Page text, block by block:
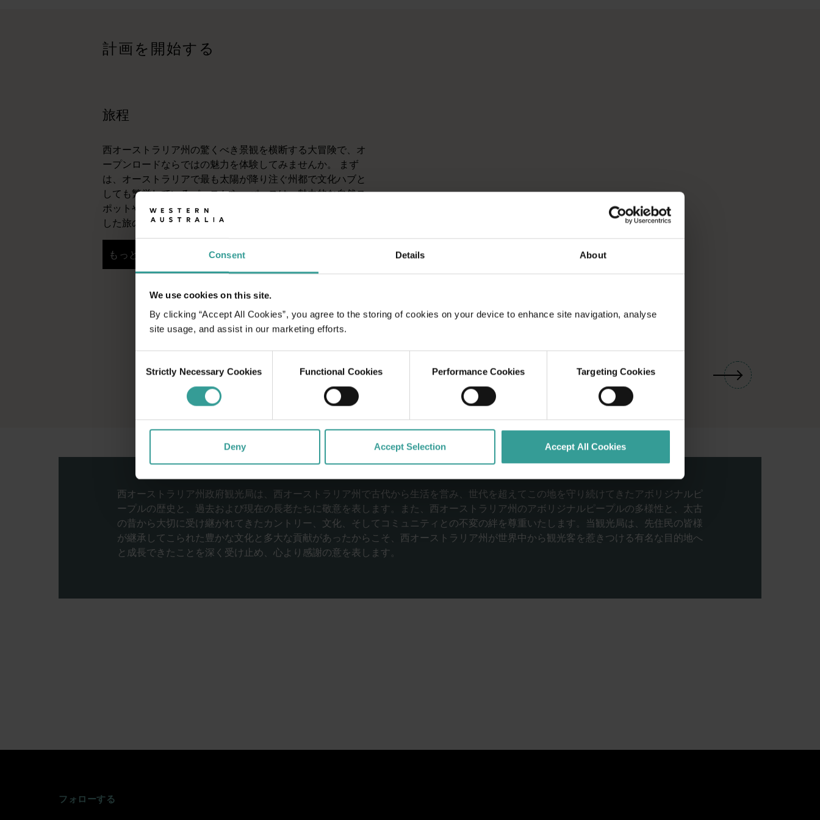
Consent Details About
We use cookies on this site.
By clicking “Accept All Cookies”, you agree to the storing of cookies on your device to enhance site navigation, analyse
site usage, and assist in our marketing efforts.
Selection
Strictly Necessary Cookies Functional Cookies Performance Cookies Targeting Cookies
Deny Accept Selection Accept All Cookies
<p>あなたの旅のスタイルはどのようなものでしょうか？<br> <br> 豪華な宿泊施設で素敵な景色を楽しみたい方、人里離れた自然の中でくつろぎたい方、文化に触れながら世界一流
01/03
計画を開始する
旅程
西オーストラリア州の驚くべき景観を横断する大冒険で、オ
ープンロードならではの魅力を体験してみませんか。 まず
は、オーストラリアで最も太陽が降り注ぐ州都で文化ハブと
しても繁栄しているパースから。パースは、魅力的な自然ス
ポットや想像力豊かなグルメシーンを楽しめる、のんびりと
した旅の初めにぴったりの街です。
もっと読む
もっと読む
西オーストラリア州政府観光局は、西オーストラリア州で古代から生活を営み、世代を超えてこの地を守り続けてきたアボリジナルピ
ープルの歴史と、過去および現在の長老たちに敬意を表します。また、西オーストラリア州のアボリジナルピープルの多様性と、太古
の昔から大切に受け継がれてきたカントリー、文化、そしてコミュニティとの不変の絆を尊重いたします。当観光局は、先住民の皆様
が継承してこられた豊かな文化と多大な貢献があったからこそ、西オーストラリア州が世界中から観光客を惹きつける有名な目的地へ
と成長できたことを深く受け止め、心より感謝の意を表します。
フォローする